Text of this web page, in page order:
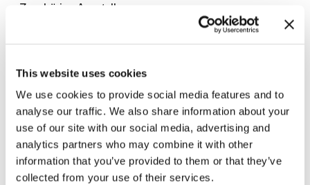
This website uses cookies
We use cookies to provide social media features and to
analyse our traffic. We also share information about your
use of our site with our social media, advertising and
analytics partners who may combine it with other
information that you’ve provided to them or that they’ve
collected from your use of their services.
Zugehörige Ausstellungen